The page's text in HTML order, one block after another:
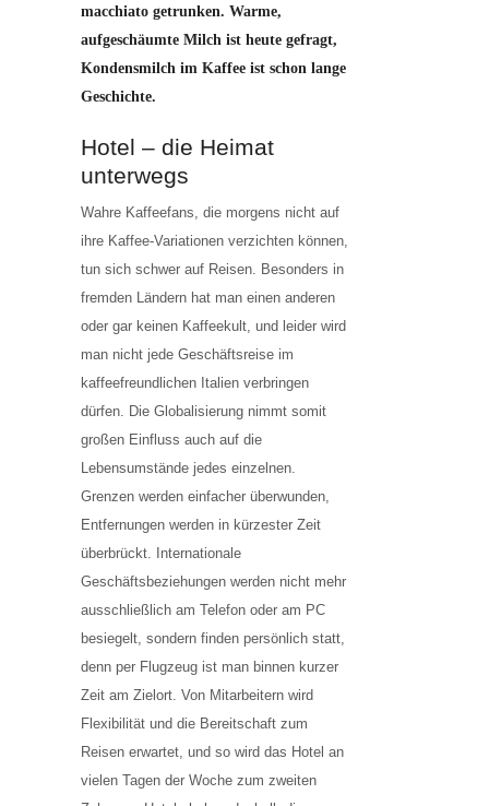
macchiato getrunken. Warme,
aufgeschäumte Milch ist heute gefragt,
Kondensmilch im Kaffee ist schon lange
Geschichte.
Hotel – die Heimat
unterwegs
Wahre Kaffeefans, die morgens nicht auf
ihre Kaffee-Variationen verzichten können,
tun sich schwer auf Reisen. Besonders in
fremden Ländern hat man einen anderen
oder gar keinen Kaffeekult, und leider wird
man nicht jede Geschäftsreise im
kaffeefreundlichen Italien verbringen
dürfen. Die Globalisierung nimmt somit
großen Einfluss auch auf die
Lebensumstände jedes einzelnen.
Grenzen werden einfacher überwunden,
Entfernungen werden in kürzester Zeit
überbrückt. Internationale
Geschäftsbeziehungen werden nicht mehr
ausschließlich am Telefon oder am PC
besiegelt, sondern finden persönlich statt,
denn per Flugzeug ist man binnen kurzer
Zeit am Zielort. Von Mitarbeitern wird
Flexibilität und die Bereitschaft zum
Reisen erwartet, und so wird das Hotel an
vielen Tagen der Woche zum zweiten